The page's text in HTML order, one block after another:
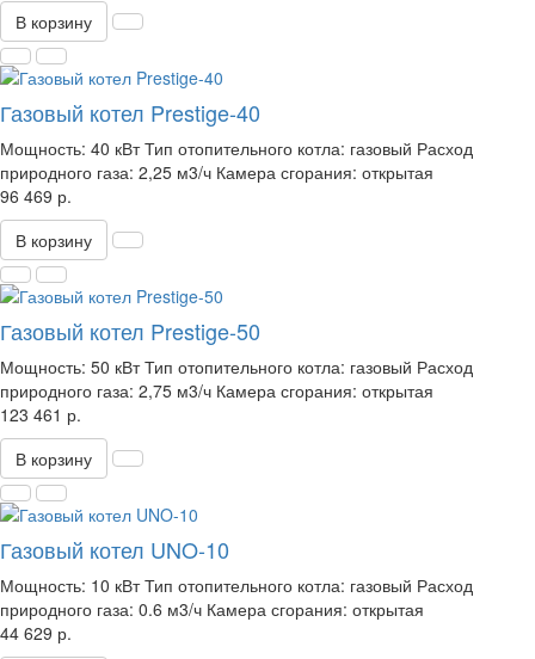
В корзину
Газовый котел Prestige-40
Мощность: 40 кВт Тип отопительного котла: газовый Расход
природного газа: 2,25 м3/ч Камера сгорания: открытая
96 469 р.
В корзину
Газовый котел Prestige-50
Мощность: 50 кВт Тип отопительного котла: газовый Расход
природного газа: 2,75 м3/ч Камера сгорания: открытая
123 461 р.
В корзину
Газовый котел UNO-10
Мощность: 10 кВт Тип отопительного котла: газовый Расход
природного газа: 0.6 м3/ч Камера сгорания: открытая
44 629 р.